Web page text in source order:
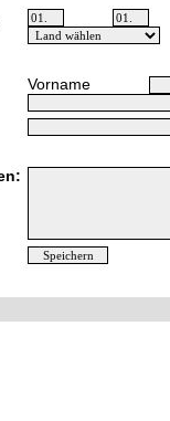
Vorname